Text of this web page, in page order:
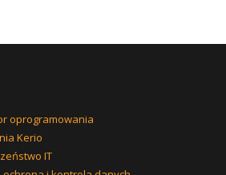
oprogramowania
Kerio
IT